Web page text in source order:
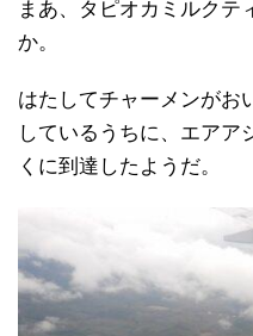
まあ、タピオカミルクテ
か。
はたしてチャーメンがお
しているうちに、エアア
くに到達したようだ。